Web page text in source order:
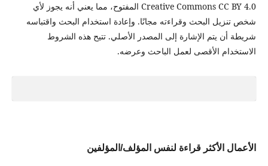
Creative Commons CC BY 4.0 المفتوح، مما يعني أنه يجوز لأي
شخص تنزيل البحث وقراءته مجانًا. وإعادة استخدام البحث واقتباسه
شريطة أن يتم الإشارة إلى المصدر الأصلي. تتيح هذه الشروط
الاستخدام الأقصى لعمل الباحث وعرضه.
الأعمال الأكثر قراءة لنفس المؤلف/المؤلفين